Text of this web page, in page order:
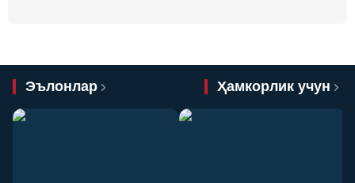
Эълонлар Ҳамкорлик учун